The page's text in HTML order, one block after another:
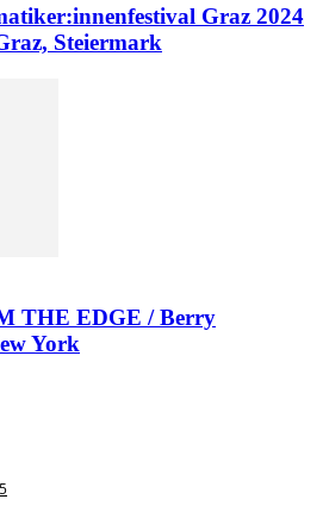
Graz 2024
Steiermark
THE EDGE / Berry
York